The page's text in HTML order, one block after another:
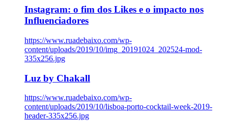
Instagram: o fim dos Likes e o impacto nos
Influenciadores
https://www.ruadebaixo.com/wp-
content/uploads/2019/10/img_20191024_202524-mod-
335x256.jpg
Luz by Chakall
https://www.ruadebaixo.com/wp-
content/uploads/2019/10/lisboa-porto-cocktail-week-2019-
header-335x256.jpg